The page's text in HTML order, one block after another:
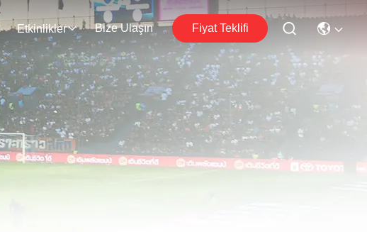
Etkinlikler Bize Ulaşın Fiyat Teklifi